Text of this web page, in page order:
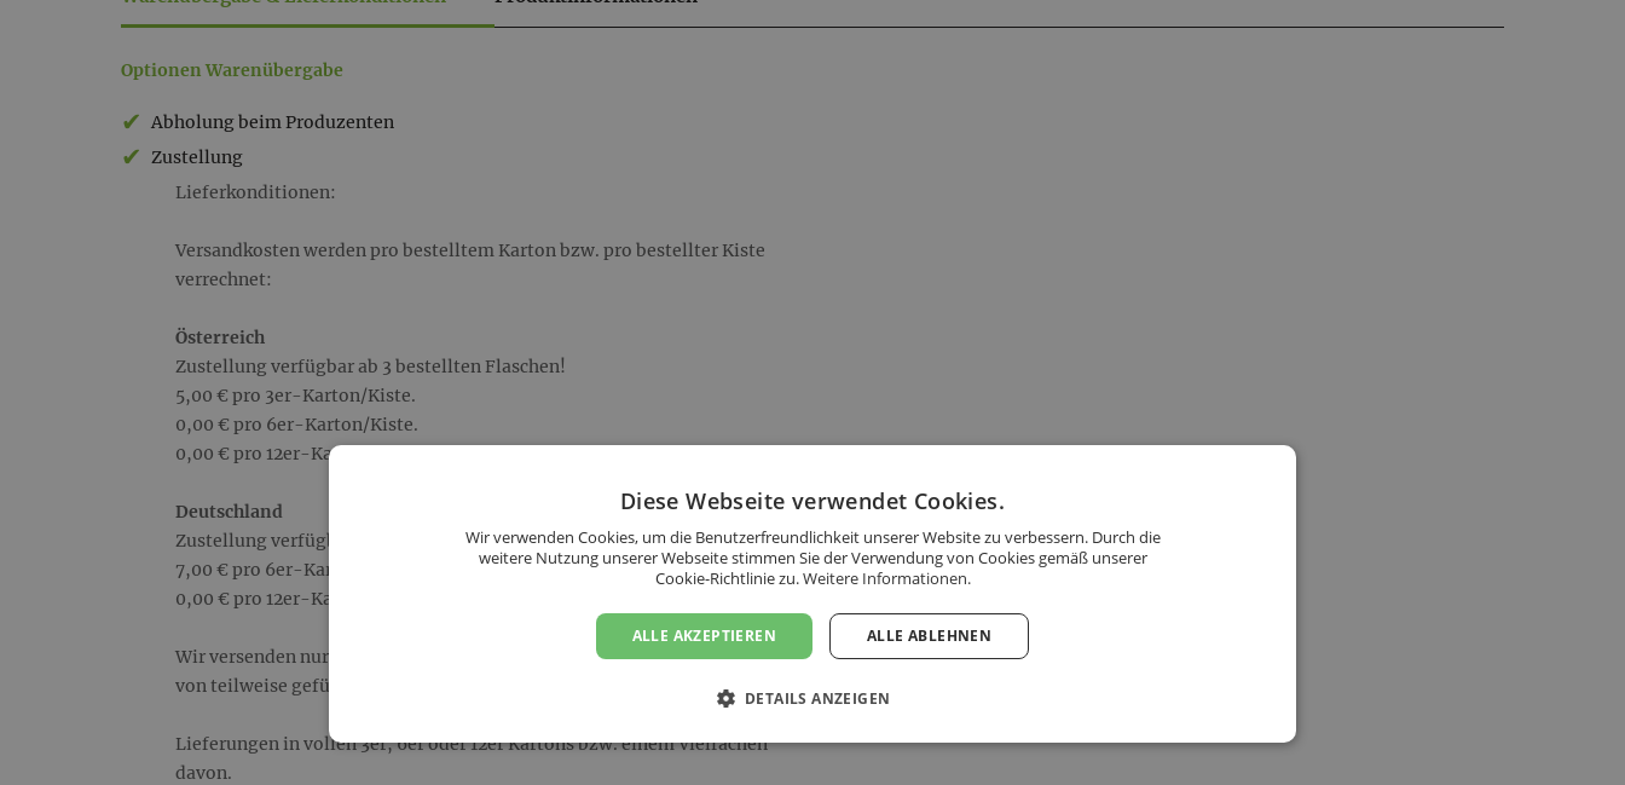
Warenübergabe
&
Lieferkonditionen
Optionen Warenübergabe
Abholung beim Produzenten
Zustellung
Lieferkonditionen:
Versandkosten werden pro bestelltem Karton bzw. pro bestellter Kiste
verrechnet:
Österreich
Zustellung verfügbar ab 3 bestellten Flaschen!
5,00 € pro 3er-Karton/Kiste.
0,00 € pro 6er-Karton/Kiste.
0,00 € pro 12er-Karton/Kiste.
Deutschland
Zustellung verfügbar ab 6 bestellten Flaschen!
7,00 € pro 6er-Karton/Kiste.
0,00 € pro 12er-Karton/Kiste.
Wir versenden nur vollständig gefüllte Kartons/Kisten. Eine Bestellung
von teilweise gefüllten Kartons/Kisten ist daher nicht möglich.
Lieferungen in vollen 3er, 6er oder 12er Kartons bzw. einem Vielfachen
davon.
Diese Webseite verwendet Cookies.
Wir verwenden Cookies, um die Benutzerfreundlichkeit unserer Website zu verbessern. Durch die
weitere Nutzung unserer Webseite stimmen Sie der Verwendung von Cookies gemäß unserer
Cookie-Richtlinie zu.Weitere Informationen.
ALLE AKZEPTIEREN ALLE ABLEHNEN
DETAILS ANZEIGEN